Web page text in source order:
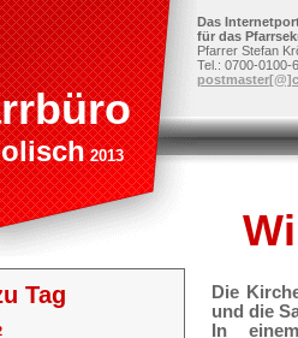
2013
Das
für das
Pfarrer Stefan
Tel.: 0700-0100-
Die
und die
In
Tag